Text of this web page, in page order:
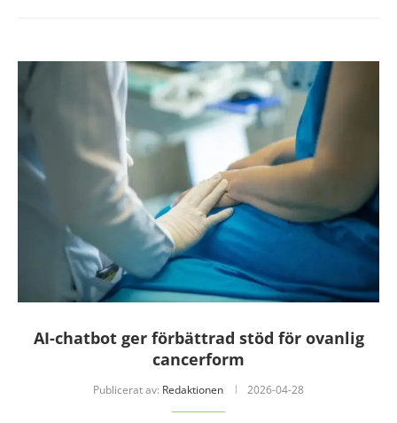
AI-chatbot ger förbättrad stöd för ovanlig
cancerform
Publicerat av: Redaktionen 2026-04-28